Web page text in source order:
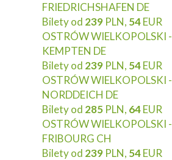
FRIEDRICHSHAFEN DE
Bilety od 239 PLN, 54EUR
OSTRÓW WIELKOPOLSKI -
KEMPTEN DE
Bilety od 239 PLN, 54EUR
OSTRÓW WIELKOPOLSKI -
NORDDEICH DE
Bilety od 285 PLN, 64EUR
OSTRÓW WIELKOPOLSKI -
FRIBOURG CH
Bilety od 239 PLN, 54EUR